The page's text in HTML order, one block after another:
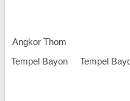
Angkor Thom
Tempel Bayon
Tempel